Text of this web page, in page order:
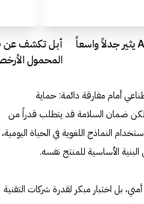
إعلان جديد من Anthropic يثير جدلاً واسعاً
المحمول
أمام مفارقة دائمة: حماية
ضمان السلامة قد يتطلب قدراً من
النماذج اللغوية في الحياة اليومية،
الأساسية للمنتج نفسه.
بل اختبار مبكر لقدرة شركات التقنية